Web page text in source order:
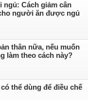
ngủ: Cách giảm cân
người ăn được ngủ
thân nữa, nếu muốn
làm theo cách này?
thể dùng để điều chế